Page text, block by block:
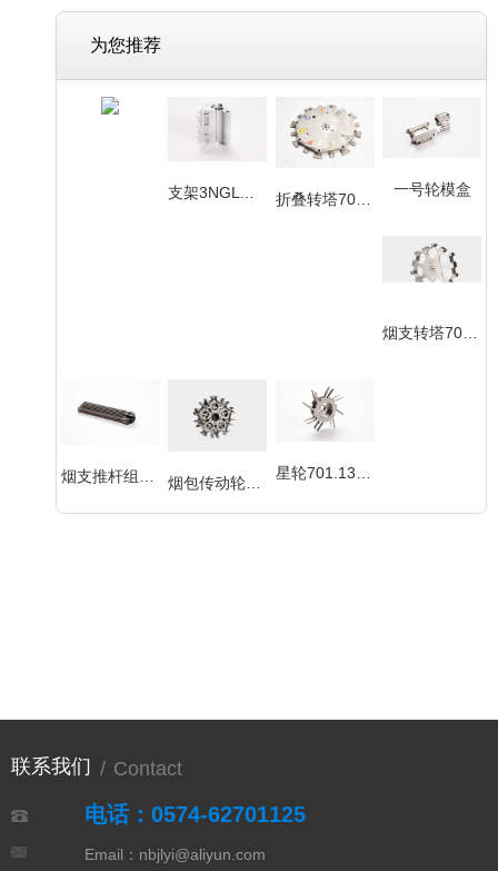
为您推荐
折叠转塔700.13.5021_D
一号轮模盒
联系我们 / Contact
电话：0574-62701125
Email：nbjlyi@aliyun.com